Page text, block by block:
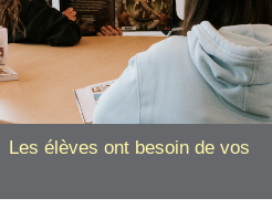
Les élèves ont besoin de vos